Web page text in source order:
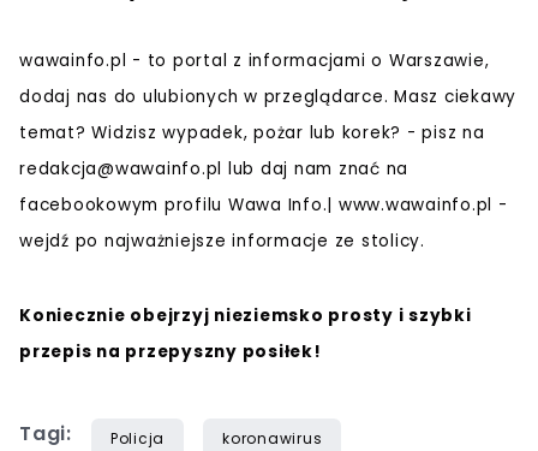
wawainfo.pl - to portal z informacjami o Warszawie,
dodaj nas do ulubionych w przeglądarce. Masz ciekawy
temat? Widzisz wypadek, pożar lub korek? - pisz na
redakcja@wawainfo.pl lub daj nam znać na
facebookowym profilu Wawa Info.| www.wawainfo.pl -
wejdź po najważniejsze informacje ze stolicy.
Koniecznie obejrzyj nieziemsko prosty i szybki
przepis na przepyszny posiłek!
Tagi: Policja koronawirus